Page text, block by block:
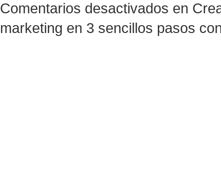
Comentarios desactivados en
marketing en 3 sencillos pasos